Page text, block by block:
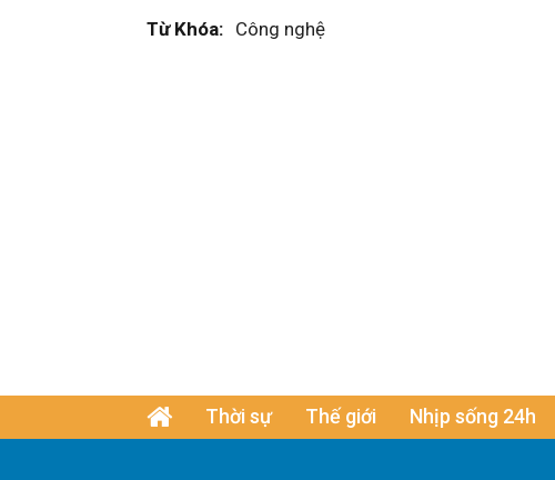
Từ Khóa: Công nghệ
Thời sự Thế giới Nhịp sống 24h